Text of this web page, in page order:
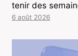
tenir des
6 août 2026